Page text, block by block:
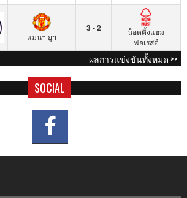
แมนฯ ยูฯ
3 - 2
น็อตติ้งแฮม
ฟอเรสต์
ผลการแข่งขันทั้งหมด >>
SOCIAL